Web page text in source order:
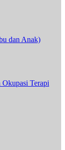
dan Anak)
Okupasi Terapi